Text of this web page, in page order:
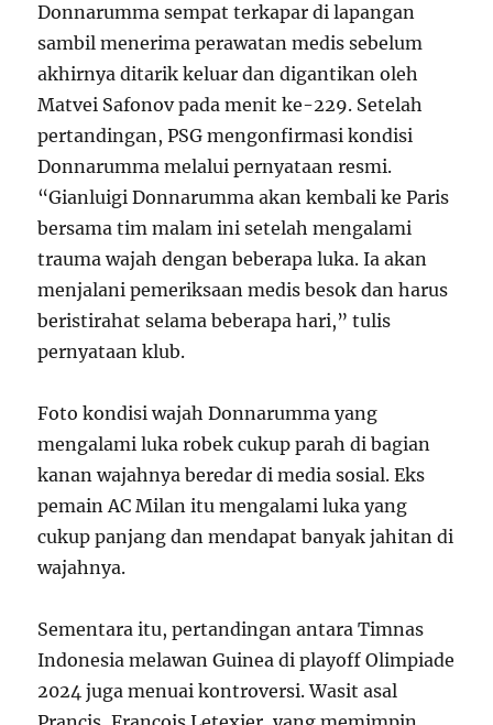
Donnarumma sempat terkapar di lapangan
sambil menerima perawatan medis sebelum
akhirnya ditarik keluar dan digantikan oleh
Matvei Safonov pada menit ke-229. Setelah
pertandingan, PSG mengonfirmasi kondisi
Donnarumma melalui pernyataan resmi.
“Gianluigi Donnarumma akan kembali ke Paris
bersama tim malam ini setelah mengalami
trauma wajah dengan beberapa luka. Ia akan
menjalani pemeriksaan medis besok dan harus
beristirahat selama beberapa hari,” tulis
pernyataan klub.
Foto kondisi wajah Donnarumma yang
mengalami luka robek cukup parah di bagian
kanan wajahnya beredar di media sosial. Eks
pemain AC Milan itu mengalami luka yang
cukup panjang dan mendapat banyak jahitan di
wajahnya.
Sementara itu, pertandingan antara Timnas
Indonesia melawan Guinea di playoff Olimpiade
2024 juga menuai kontroversi. Wasit asal